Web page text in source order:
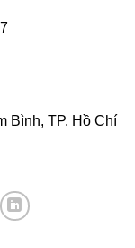
Bình, TP. Hồ Chí